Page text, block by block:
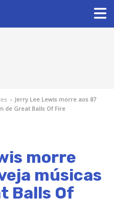
› Jerry Lee Lewis morre aos 87
de Great Balls Of Fire
morre
músicas
Balls Of